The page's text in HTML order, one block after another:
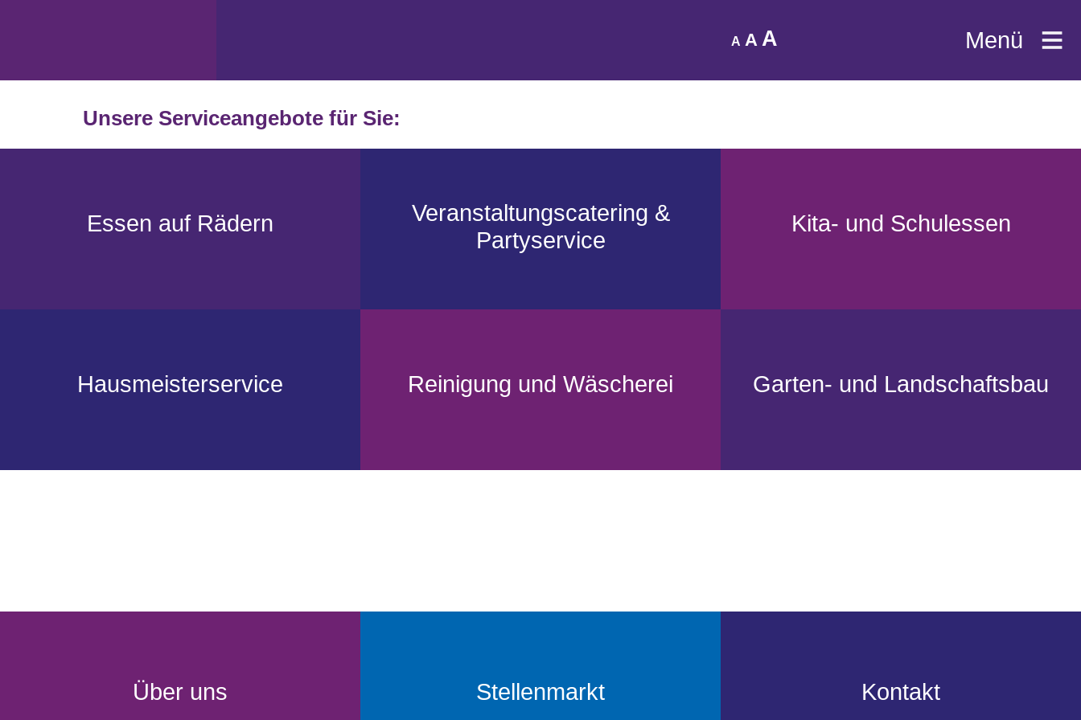
A A A Menü
Unsere Serviceangebote für Sie:
Essen auf Rädern
Veranstaltungscatering &
Partyservice
Kita- und Schulessen
Hausmeisterservice Reinigung und Wäscherei Garten- und Landschaftsbau
Über uns Stellenmarkt Kontakt